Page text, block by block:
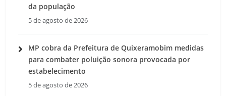
da população
5 de agosto de 2026
MP cobra da Prefeitura de Quixeramobim medidas
para combater poluição sonora provocada por
estabelecimento
5 de agosto de 2026